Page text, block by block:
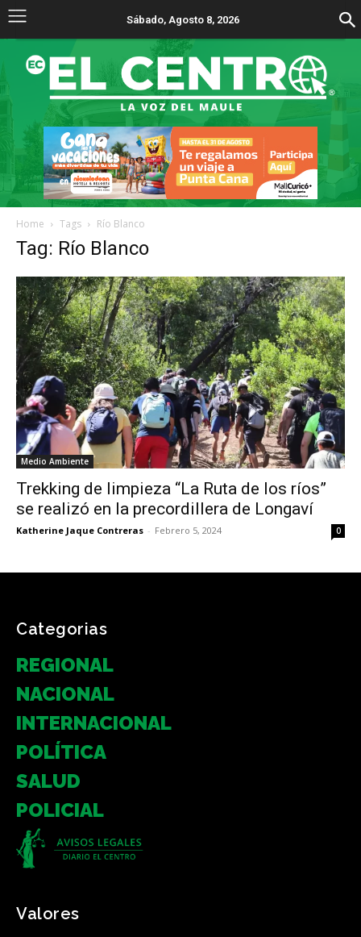
Sábado, Agosto 8, 2026
Home Tags Río Blanco
Tag: Río Blanco
Medio Ambiente
Trekking de limpieza “La Ruta de los ríos”
se realizó en la precordillera de Longaví
Katherine Jaque Contreras - Febrero 5, 2024 0
Categorias
REGIONAL
NACIONAL
INTERNACIONAL
POLÍTICA
SALUD
POLICIAL
Valores